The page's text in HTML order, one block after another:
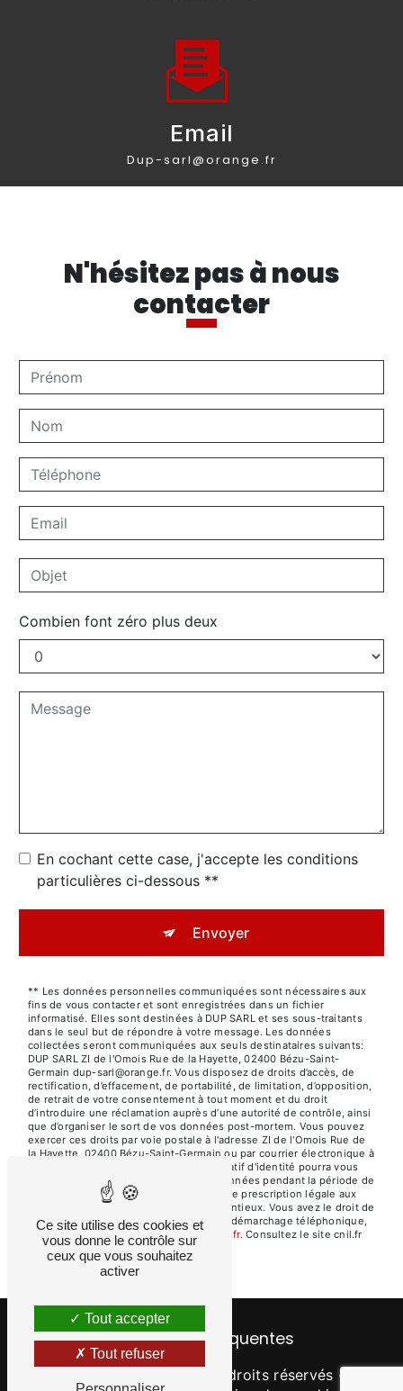
Email
dup-sarl@orange.fr
N'hésitez pas à nous
contacter
Combien font zéro plus deux
En cochant cette case, j'accepte les conditions
particulières ci-dessous **
Envoyer
** Les données personnelles communiquées sont nécessaires aux
fins de vous contacter et sont enregistrées dans un fichier
informatisé. Elles sont destinées à DUP SARL et ses sous-traitants
dans le seul but de répondre à votre message. Les données
collectées seront communiquées aux seuls destinataires suivants:
DUP SARL ZI de l'Omois Rue de la Hayette, 02400 Bézu-Saint-
Germain dup-sarl@orange.fr. Vous disposez de droits d’accès, de
rectification, d’effacement, de portabilité, de limitation, d’opposition,
de retrait de votre consentement à tout moment et du droit
d’introduire une réclamation auprès d’une autorité de contrôle, ainsi
que d’organiser le sort de vos données post-mortem. Vous pouvez
exercer ces droits par voie postale à l'adresse ZI de l'Omois Rue de
la Hayette, 02400 Bézu-Saint-Germain ou par courrier électronique à
l'adresse dup-sarl@orange.fr. Un justificatif d'identité pourra vous
être demandé. Nous conservons vos données pendant la période de
prise de contact puis pendant la durée de prescription légale aux
fins probatoires et de gestion des contentieux. Vous avez le droit de
vous inscrire sur la liste d'opposition au démarchage téléphonique,
disponible à cette adresse: Bloctel.gouv.fr. Consultez le site cnil.fr
pour plus d’informations sur vos droits.
Recherches fréquentes
- 2026 - Tous droits réservés -
Ce site utilise des cookies et
vous donne le contrôle sur
ceux que vous souhaitez
activer
Tout accepter
Tout refuser